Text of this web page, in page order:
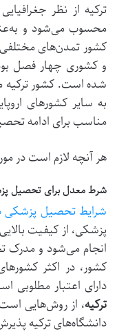
ترکیه از نظر
محسوب می‌شود و
کشور تمدن‌های مختلفی
و کشوری چهار فصل
شده است. کشور ترکیه
به سایر کشورهای
مناسب برای ادامه
هر آنچه لازم است در
شرط معدل برای تحصیل
شرایط تحصیل پزشکی
پزشکی، از کیفیت
انجام می‌شود و مدرک
کشور، در اکثر
دارای اعتبار مطلوبی
ترکیه، از روش‌هایی است
دانشگاه‌های ترکیه